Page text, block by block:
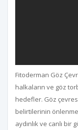
Fitoderman Göz
halkaların ve göz
hedefler. Göz
belirtilerinin
aydınlık ve canlı bir